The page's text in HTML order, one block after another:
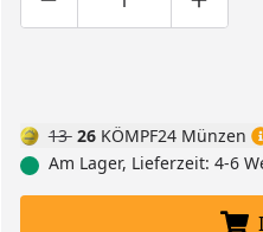
Produktmenge um eins
Produktmenge
13 26 KÖMPF24 Münzen
Am Lager, Lieferzeit: 4-6